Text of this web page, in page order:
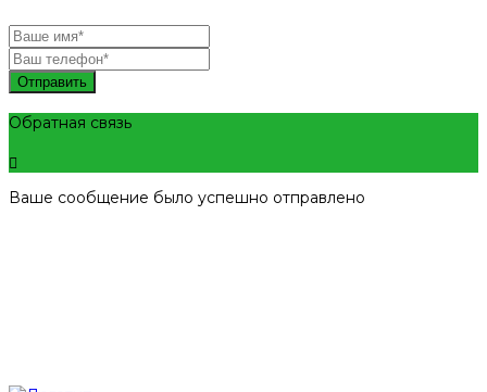
Отправить
Обратная связь
Ваше сообщение было успешно отправлено